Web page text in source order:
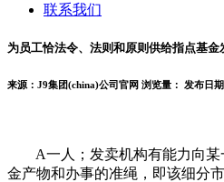
联系我们
为员工恰法令、法则和原则供给指点基金
来源：J9集团(china)公司官网 浏览量： 发布日
A一人；发卖机构有能力向某
金产物和办事的准绳，即该细分